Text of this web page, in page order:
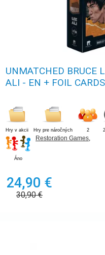
UNMATCHED BRUCE
ALI - EN + FOIL CARDS
Hry v akcii Hry pre náročných 2
Áno
Restoration Games,
24,90 €
30,90€